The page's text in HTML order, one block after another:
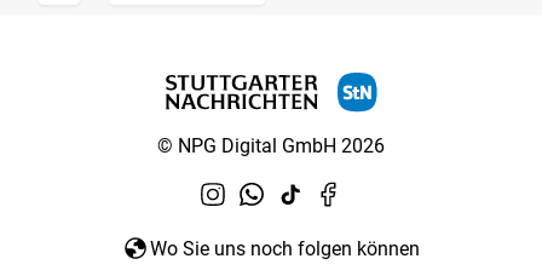
© NPG Digital GmbH 2026
Wo Sie uns noch folgen können